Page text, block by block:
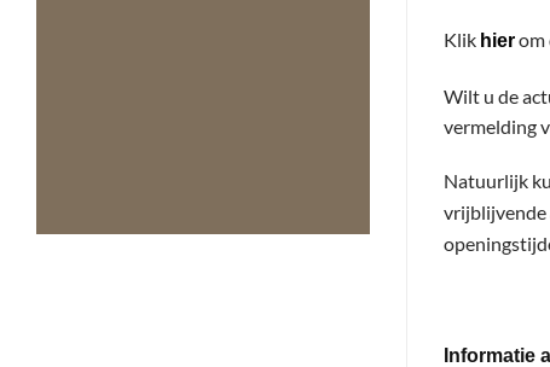
Klik hierom
Wilt u de
vermelding
Natuurlijk
vrijblijvende
Informatie